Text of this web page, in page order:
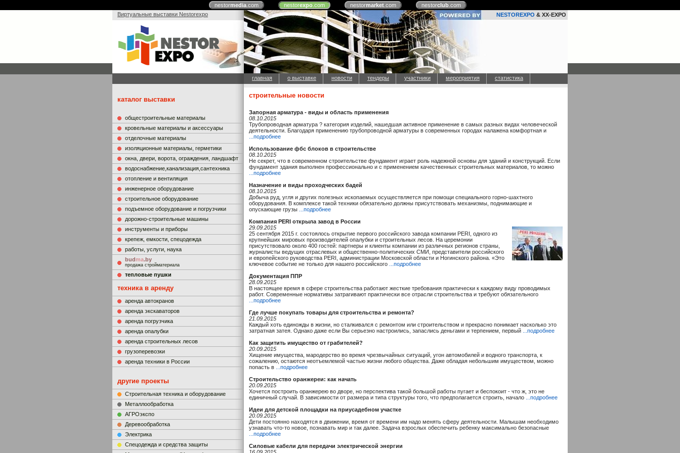
nestormedia.com nestorexpo.com nestormarket.com nestorclub.com
Виртуальные выставки Nestorexpo
NESTOREXPO & XX-EXPO
главная о выставке новости тендеры участники мероприятия статистика
каталог выставки
общестроительные материалы
кровельные материалы и аксессуары
отделочные материалы
изоляционные материалы, герметики
окна, двери, ворота, ограждения, ландшафт
водоснабжение,канализация,сантехника
отопление и вентиляция
инженерное оборудование
строительное оборудование
подъемное оборудование и погрузчики
дорожно-строительные машины
инструменты и приборы
крепеж, емкости, спецодежда
работы, услуги, наука
budma.by
продажа стройматериала
тепловые пушки
техника в аренду
аренда автокранов
аренда экскаваторов
аренда погрузчика
аренда опалубки
аренда строительных лесов
грузоперевозки
аренда техники в России
другие проекты
Строительная техника и оборудование
Металлообработка
АГРОэкспо
Деревообработка
Электрика
Cпецодежда и средства защиты
строительные новости
Запорная арматура - виды и область применения
08.10.2015
Трубопроводная арматура ? категория изделий, нашедшая активное применение в самых разных видах человеческой
деятельности. Благодаря применению трубопроводной арматуры в современных городах налажена комфортная и
...подробнее
Использование фбс блоков в строительстве
08.10.2015
Не секрет, что в современном строительстве фундамент играет роль надежной основы для зданий и конструкций. Если
фундамент здания выполнен профессионально и с применением качественных строительных материалов, то можно
...подробнее
Назначение и виды проходческих бадей
08.10.2015
Добыча руд, угля и других полезных ископаемых осуществляется при помощи специального горно-шахтного
оборудования. В комплексе такой техники обязательно должны присутствовать механизмы, поднимающие и
опускающие грузы
...подробнее
Компания PERI открыла завод в России
29.09.2015
25 сентября 2015 г. состоялось открытие первого российского завода компании PERI, одного из
крупнейших мировых производителей опалубки и строительных лесов. На церемонии
присутствовало около 400 гостей: партнеры и клиенты компании из различных регионов страны,
журналисты ведущих отраслевых и общественно-политических СМИ, представители российского
и европейского руководства PERI, администрации Московской области и Ногинского района. «Это
ключевое событие не только для нашего российского
...подробнее
Документация ППР
28.09.2015
В настоящее время в сфере строительства работают жесткие требования практически к каждому виду проводимых
работ. Современные нормативы затрагивают практически все отрасли строительства и требуют обязательного
...подробнее
Где лучше покупать товары для строительства и ремонта?
21.09.2015
Каждый хоть единожды в жизни, но сталкивался с ремонтом или строительством и прекрасно понимает насколько это
затратная затея. Однако даже если Вы серьезно настроились, запаслись деньгами и терпением, первый
...подробнее
Как защитить имущество от грабителей?
20.09.2015
Хищение имущества, мародерство во время чрезвычайных ситуаций, угон автомобилей и водного транспорта, к
сожалению, остаются неотъемлемой частью жизни любого общества. Даже обладая небольшим имуществом, можно
попасть в
...подробнее
Строительство оранжереи: как начать
20.09.2015
Хочется построить оранжерею во дворе, но перспектива такой большой работы пугает и беспокоит - что ж, это не
единичный случай. В зависимости от размера и типа структуры того, что предполагается строить, начало
...подробнее
Идеи для детской площадки на приусадебном участке
20.09.2015
Дети постоянно находятся в движении, время от времени им надо менять сферу деятельности. Малышам необходимо
узнавать что-то новое, познавать мир и так далее. Задача взрослых обеспечить ребенку максимально безопасные
...подробнее
Силовые кабели для передачи электрической энергии